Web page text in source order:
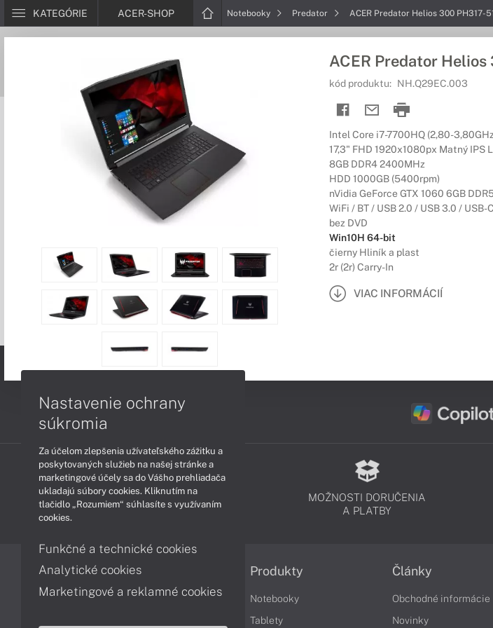
KATEGÓRIE ACER-SHOP Notebooky Predator ACER Predator Helios 300 PH317-
ACER Predator
kód produktu: NH.Q29EC.003
Intel Core i7-7700HQ (2,80-
17,3" FHD 1920x1080px Matný IPS
8GB DDR4 2400MHz
HDD 1000GB (5400rpm)
nVidia GeForce GTX 1060 6GB
WiFi / BT / USB 2.0 / USB 3.0 / USB-
bez DVD
Win10H 64-bit
čierny Hliník a plast
2r (2r) Carry-In
VIAC INFORMÁCIÍ
PODPORA A SERVIS
MOŽNOSTI DORUČENIA
A PLATBY
Informácie
Obchodné podmienky
Produkty
Notebooky
Tablety
Články
Obchodné informácie
Novinky
Nastavenie ochrany
súkromia
Za účelom zlepšenia užívateľského zážitku a
poskytovaných služieb na našej stránke a
marketingové účely sa do Vášho prehliadača
ukladajú súbory cookies. Kliknutím na
tlačidlo „Rozumiem“ súhlasíte s využívaním
cookies.
Funkčné a technické cookies
Analytické cookies
Marketingové a reklamné cookies